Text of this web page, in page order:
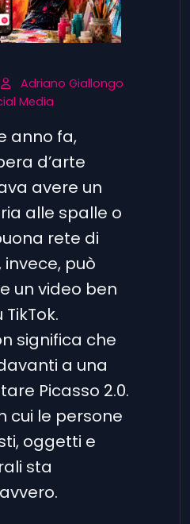
Adriano Giallongo
Media
anno fa,
d’arte
avere un
alle spalle o
rete di
può
un video ben
significa che
a una
Picasso 2.0.
cui le persone
oggetti e
sta